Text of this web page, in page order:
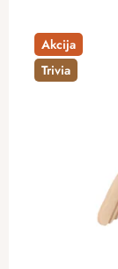
Akcija
Trivia